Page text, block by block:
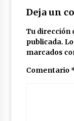
Deja un
Tu dirección
publicada.
marcados
Comentario